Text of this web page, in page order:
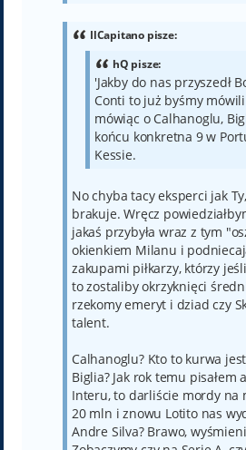
IlCapitano pisze:
hQ pisze:
'Jakby do nas przyszedł
Conti to już byśmy
mówiąc o Calhanoglu,
końcu konkretna 9 w
Kessie.
No chyba tacy eksperci jak
brakuje. Wręcz
jakaś przybyła wraz z tym
okienkiem Milanu i
zakupami piłkarzy, którzy
to zostaliby okrzyknięci
rzekomy emeryt i dziad czy
talent.
Calhanoglu? Kto to kurwa
Biglia? Jak rok temu pisałem
Interu, to darliście mordy na
20 mln i znowu Lotito nas
Andre Silva? Brawo,